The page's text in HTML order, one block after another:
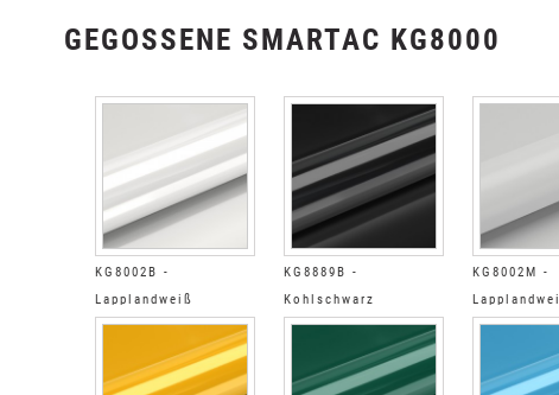
GEGOSSENE SMARTAC KG8000
KG8002B -
Lapplandweiß
Glänzend
KG8889B -
Kohlschwarz
Glänzend
KG8002M -